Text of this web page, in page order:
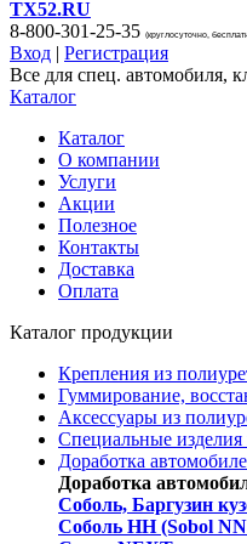
TX52.RU
8-800-301-25-35 (круглосуточно,
Вход | Регистрация
Все для спец. автомобиля,
Каталог
Каталог
О компании
Услуги
Акции
Полезное
Контакты
Доставка
Оплата
Каталог продукции
Крепления из
Гуммирование,
Аксессуары из
Специальные изделия
Доработка
Доработка
Соболь, Баргузин
Соболь НН (Sobol